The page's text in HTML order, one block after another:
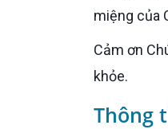
miệng của
Cảm ơn Chú Cường đã lắng nghe tư vấn. Chúc Chú sớm ổn định thói quen ăn nhai và có nụ cười chắc
khỏe.
Thông